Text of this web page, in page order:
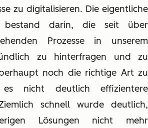
zu digitalisieren. Die eigentliche
bestand darin, die seit über
Prozesse in unserem
zu hinterfragen und zu
noch die richtige Art zu
nicht deutlich effizientere
schnell wurde deutlich,
Lösungen nicht mehr